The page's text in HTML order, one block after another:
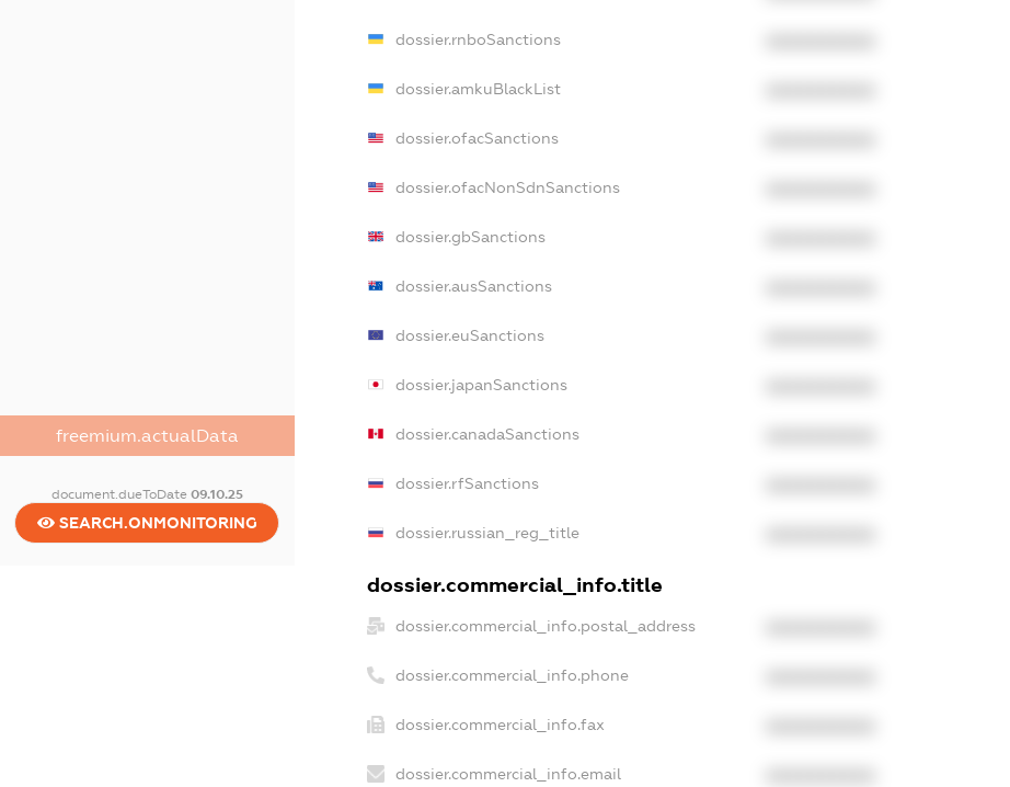
freemium.actualData
document.dueToDate 09.10.25
SEARCH.ONMONITORING
dossier.rnboSanctions
dossier.amkuBlackList
dossier.ofacSanctions
dossier.ofacNonSdnSanctions
dossier.gbSanctions
dossier.ausSanctions
dossier.euSanctions
dossier.japanSanctions
dossier.canadaSanctions
dossier.rfSanctions
dossier.russian_reg_title
dossier.commercial_info.title
dossier.commercial_info.postal_address
dossier.commercial_info.phone
dossier.commercial_info.fax
dossier.commercial_info.email